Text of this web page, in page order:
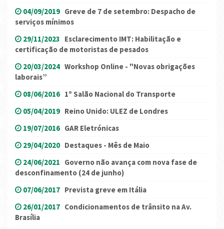
04/09/2019 Greve de 7 de setembro: Despacho de
serviços mínimos
29/11/2023 Esclarecimento IMT: Habilitação e
certificação de motoristas de pesados
20/03/2024 Workshop Online - "Novas obrigações
laborais”
08/06/2016 1º Salão Nacional do Transporte
05/04/2019 Reino Unido: ULEZ de Londres
19/07/2016 GAR Eletrónicas
29/04/2020 Destaques - Mês de Maio
24/06/2021 Governo não avança com nova fase de
desconfinamento (24 de junho)
07/06/2017 Prevista greve em Itália
26/01/2017 Condicionamentos de trânsito na Av.
Brasília